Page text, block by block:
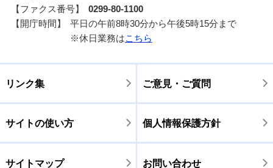
【ファクス番号】
0299-80-1100
【開庁時間】
平日の午前8時30分から午後5時15分まで
※休日業務はこちら
リンク集 ご意見・ご質問
サイトの使い方 個人情報保護方針
サイトマップ お問い合わせ